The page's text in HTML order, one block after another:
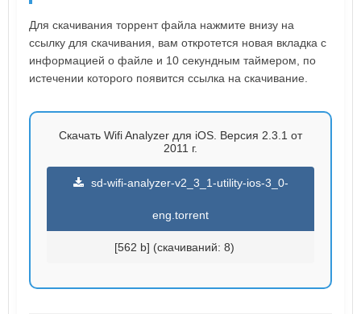
Для скачивания торрент файла нажмите внизу на
ссылку для скачивания, вам откротется новая вкладка с
информацией о файле и 10 секундным таймером, по
истечении которого появится ссылка на скачивание.
Скачать Wifi Analyzer для iOS. Версия 2.3.1 от
2011 г.
sd-wifi-analyzer-v2_3_1-utility-ios-3_0-
eng.torrent
[562 b] (cкачиваний: 8)